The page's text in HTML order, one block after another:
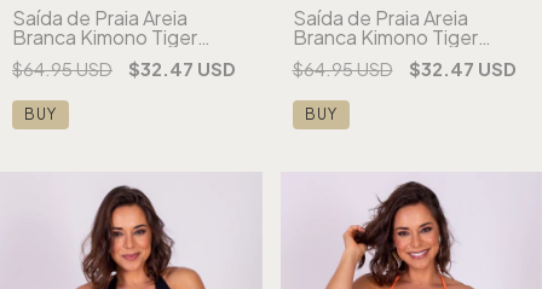
Saída de Praia Areia
Branca Kimono Tiger
Estampada (cópia) (cópia)
(cópia) (cópia) (cópia)
$64.95 USD $32.47 USD
BUY
Saída de Praia Areia
Branca Kimono Tiger
Estampada (cópia) (cópia)
(cópia) (cópia) (cópia)
(cópia)
$64.95 USD $32.47 USD
BUY